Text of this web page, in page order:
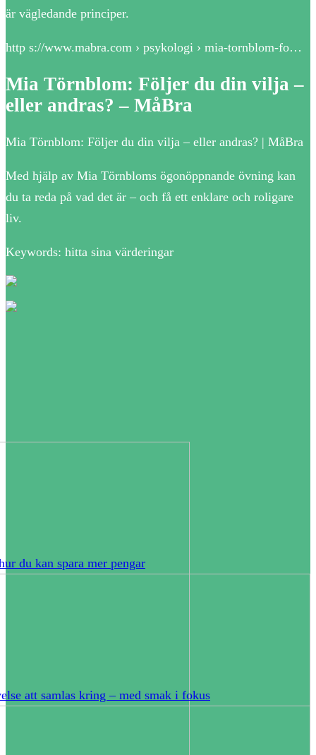
är vägledande principer.
http s://www.mabra.com › psykologi › mia-tornblom-fo…
Mia Törnblom: Följer du din vilja –
eller andras? – MåBra
Mia Törnblom: Följer du din vilja – eller andras? | MåBra
Med hjälp av Mia Törnbloms ögonöppnande övning kan
du ta reda på vad det är – och få ett enklare och roligare
liv.
Keywords: hitta sina värderingar
du kan spara mer pengar
att samlas kring – med smak i fokus